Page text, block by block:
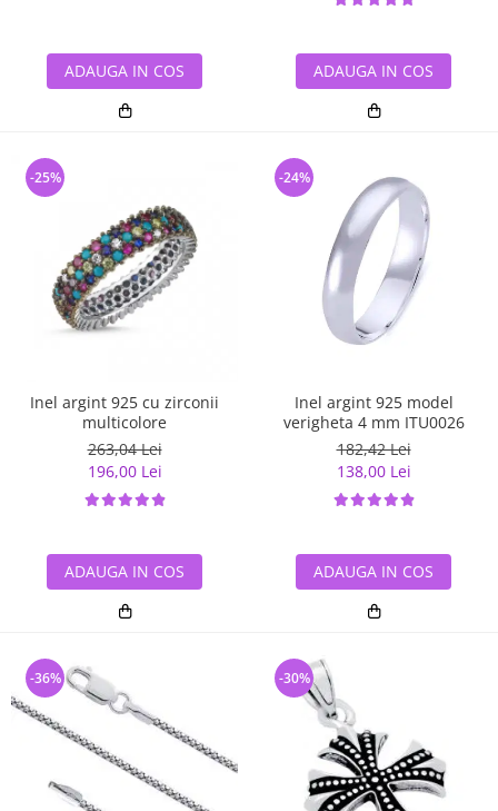
ADAUGA IN COS ADAUGA IN COS
Inel argint 925 cu zirconii
multicolore
263,04 Lei
196,00 Lei
-25%
ADAUGA IN COS
Inel argint 925 model
verigheta 4 mm ITU0026
182,42 Lei
138,00 Lei
-24%
ADAUGA IN COS
-36% -30%